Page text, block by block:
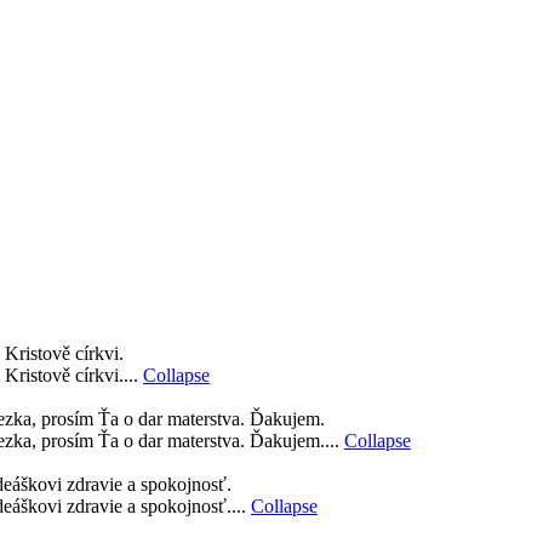
Kristově církvi.
Kristově církvi.... Collapse
prosím Ťa o dar materstva. Ďakujem.
prosím Ťa o dar materstva. Ďakujem.... Collapse
zdravie a spokojnosť.
zdravie a spokojnosť.... Collapse